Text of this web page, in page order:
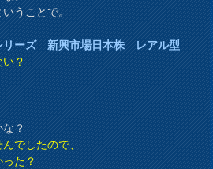
いうことで。
リーズ 新興市場日本株 レアル型
い？
な？
でしたので、
った？